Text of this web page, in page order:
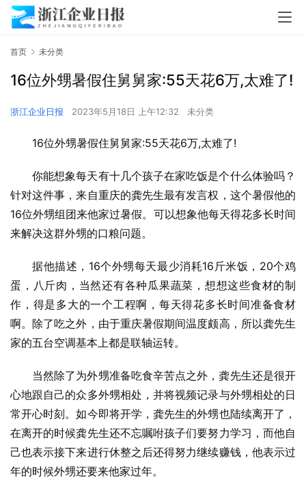
首页 未分类
16位外甥暑假住舅舅家:55天花6万,太难了!
浙江企业日报 2023年5月18日 上午12:32 未分类
16位外甥暑假住舅舅家:55天花6万,太难了!
你能想象每天有十几个孩子在家吃饭是个什么体验吗？
针对这件事，来自重庆的龚先生最有发言权，这个暑假他的
16位外甥组团来他家过暑假。可以想象他每天得花多长时间
来解决这群外甥的口粮问题。
据他描述，16个外甥每天最少消耗16斤米饭，20个鸡
蛋，八斤肉，当然还有各种瓜果蔬菜，想想这些食材的制
作，得是多大的一个工程啊，每天得花多长时间准备食材
啊。除了吃之外，由于重庆暑假期间温度颇高，所以龚先生
家的五台空调基本上都是联轴运转。
当然除了为外甥准备吃食辛苦点之外，龚先生还是很开
心地跟自己的众多外甥相处，并将视频记录与外甥相处的日
常开心时刻。如今即将开学，龚先生的外甥也陆续离开了，
在离开的时候龚先生还不忘嘱咐孩子们要努力学习，而他自
己也表示接下来进行休整之后还得努力继续赚钱，他表示过
年的时候外甥还要来他家过年。